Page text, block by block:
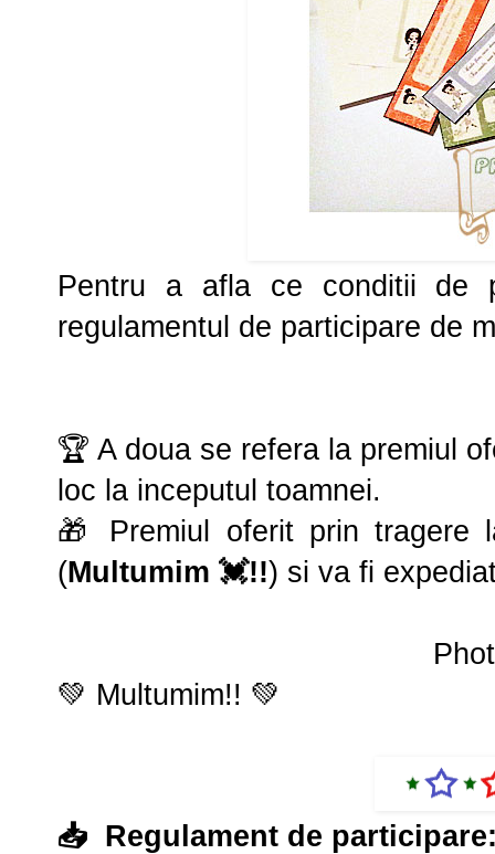
Pentru a afla ce conditii de
regulamentul de participare de
🏆 A doua se refera la premiul
loc la inceputul toamnei.
🎁 Premiul oferit prin
(Multumim 💓!!) si va fi
💚 Multumim!! 💚
📥 Regulament de